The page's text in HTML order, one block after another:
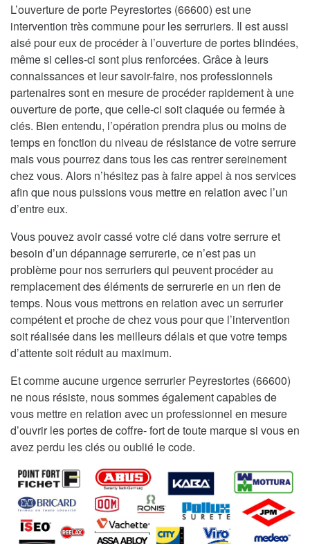
L’ouverture de porte Peyrestortes (66600) est une
intervention très commune pour les serruriers. Il est aussi
aisé pour eux de procéder à l’ouverture de portes blindées,
même si celles-ci sont plus renforcées. Grâce à leurs
connaissances et leur savoir-faire, nos professionnels
partenaires sont en mesure de procéder rapidement à une
ouverture de porte, que celle-ci soit claquée ou fermée à
clés. Bien entendu, l’opération prendra plus ou moins de
temps en fonction du niveau de résistance de votre serrure
mais vous pourrez dans tous les cas rentrer sereinement
chez vous. Alors n’hésitez pas à faire appel à nos services
afin que nous puissions vous mettre en relation avec l’un
d’entre eux.
Vous pouvez avoir cassé votre clé dans votre serrure et
besoin d’un dépannage serrurerie, ce n’est pas un
problème pour nos serruriers qui peuvent procéder au
remplacement des éléments de serrurerie en un rien de
temps. Nous vous mettrons en relation avec un serrurier
compétent et proche de chez vous pour que l’intervention
soit réalisée dans les meilleurs délais et que votre temps
d’attente soit réduit au maximum.
Et comme aucune urgence serrurier Peyrestortes (66600)
ne nous résiste, nous sommes également capables de
vous mettre en relation avec un professionnel en mesure
d’ouvrir les portes de coffre- fort de toute marque si vous en
avez perdu les clés ou oublié le code.